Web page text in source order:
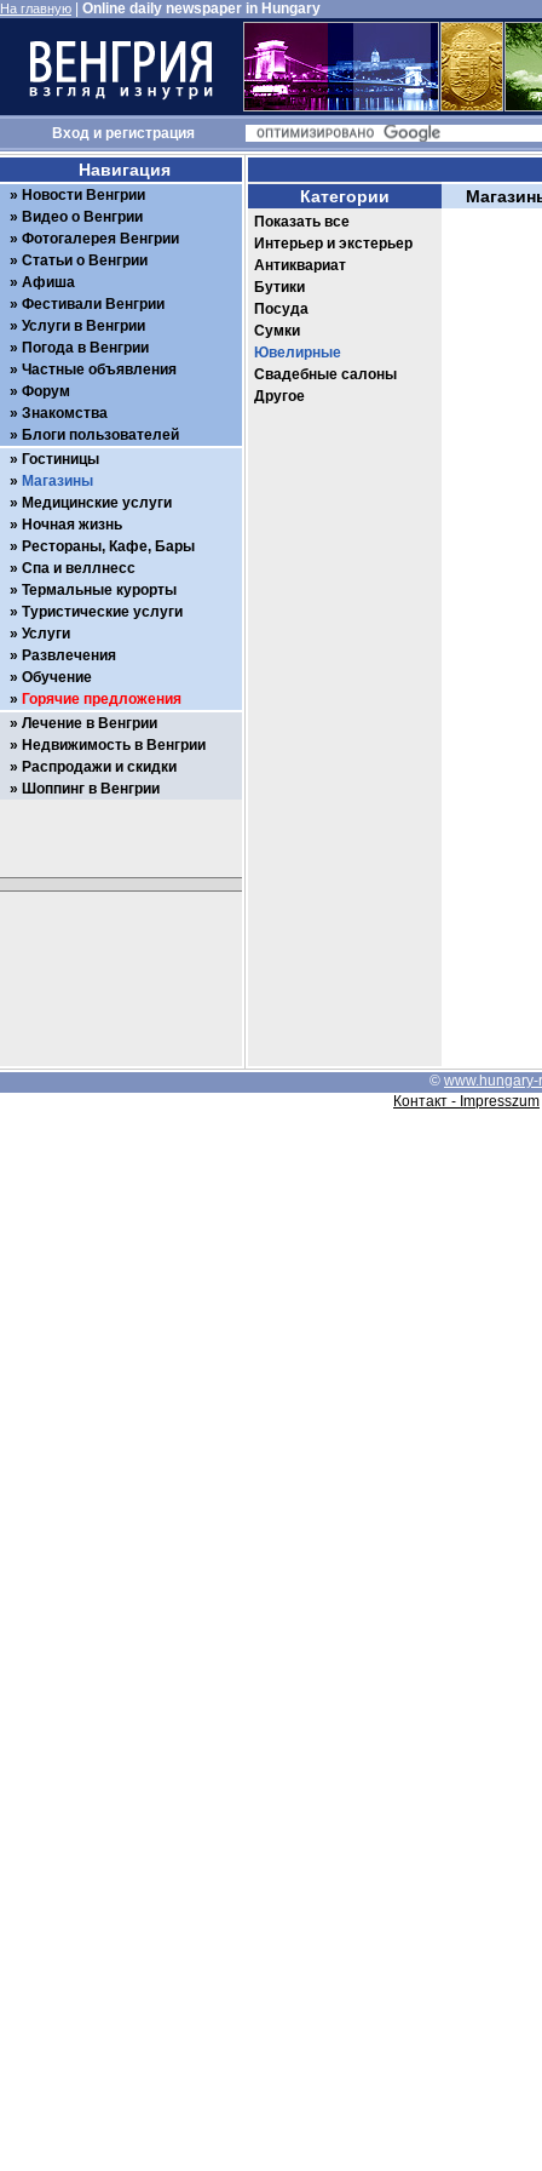
На главную Online daily newspaper in Hungary
Входи регистрация
Категории
Показать все
Интерьер и экстерьер
Антиквариат
Бутики
Посуда
Сумки
Ювелирные
Свадебные салоны
Другое
Навигация
Новости Венгрии
Видео о Венгрии
Фотогалерея Венгрии
Статьи о Венгрии
Афиша
Фестивали Венгрии
Услуги в Венгрии
Погода в Венгрии
Частные объявления
Форум
Знакомства
Блоги пользователей
Гостиницы
Магазины
Медицинские услуги
Ночная жизнь
Рестораны, Кафе, Бары
Спа и веллнесс
Термальные курорты
Туристические услуги
Услуги
Развлечения
Обучение
Горячие предложения
Лечение в Венгрии
Недвижимость в Венгрии
Распродажи и скидки
Шоппинг в Венгрии
© www.hungary-
Контакт - Impresszum